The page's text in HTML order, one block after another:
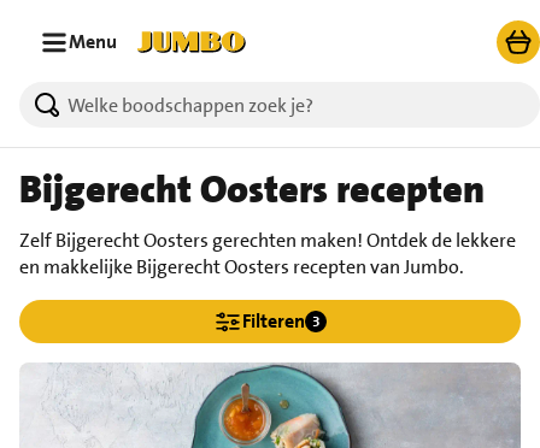
Menu
Bijgerecht Oosters recepten
Zelf Bijgerecht Oosters gerechten maken! Ontdek de lekkere
en makkelijke Bijgerecht Oosters recepten van Jumbo.
Filteren 3